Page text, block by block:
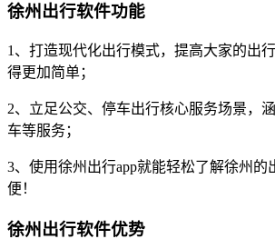
徐州出行软件功能
1、打造现代化出行模式，提高大家的出
得更加简单；
2、立足公交、停车出行核心服务场景，
车等服务；
3、使用徐州出行app就能轻松了解徐州的
便！
徐州出行软件优势